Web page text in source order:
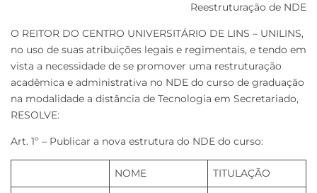
Reestruturação de NDE
O REITOR DO CENTRO UNIVERSITÁRIO DE LINS – UNILINS,
no uso de suas atribuições legais e regimentais, e tendo em
vista a necessidade de se promover uma restruturação
acadêmica e administrativa no NDE do curso de graduação
na modalidade a distância de Tecnologia em Secretariado,
RESOLVE:
Art. 1º – Publicar a nova estrutura do NDE do curso:
NOME TITULAÇÃO